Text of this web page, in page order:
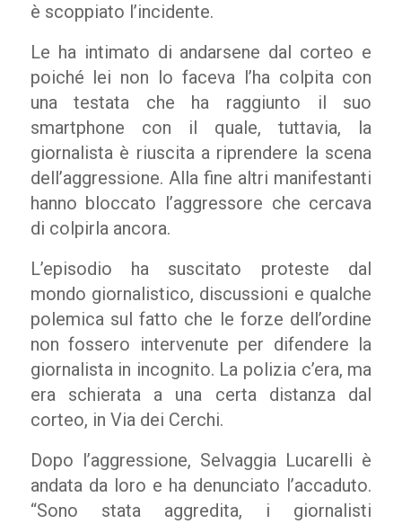
è scoppiato l’incidente.
Le ha intimato di andarsene dal corteo e
poiché lei non lo faceva l’ha colpita con
una testata che ha raggiunto il suo
smartphone con il quale, tuttavia, la
giornalista è riuscita a riprendere la scena
dell’aggressione. Alla fine altri manifestanti
hanno bloccato l’aggressore che cercava
di colpirla ancora.
L’episodio ha suscitato proteste dal
mondo giornalistico, discussioni e qualche
polemica sul fatto che le forze dell’ordine
non fossero intervenute per difendere la
giornalista in incognito. La polizia c’era, ma
era schierata a una certa distanza dal
corteo, in Via dei Cerchi.
Dopo l’aggressione, Selvaggia Lucarelli è
andata da loro e ha denunciato l’accaduto.
“Sono stata aggredita, i giornalisti